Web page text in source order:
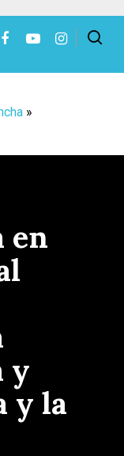
»
en
y
y la